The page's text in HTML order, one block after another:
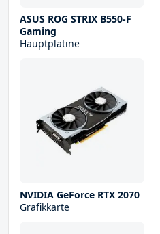
ASUS ROG STRIX B550-F
Gaming
Hauptplatine
NVIDIA GeForce RTX 2070
Grafikkarte